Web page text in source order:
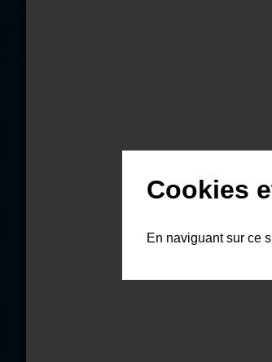
Cookies
En naviguant sur ce